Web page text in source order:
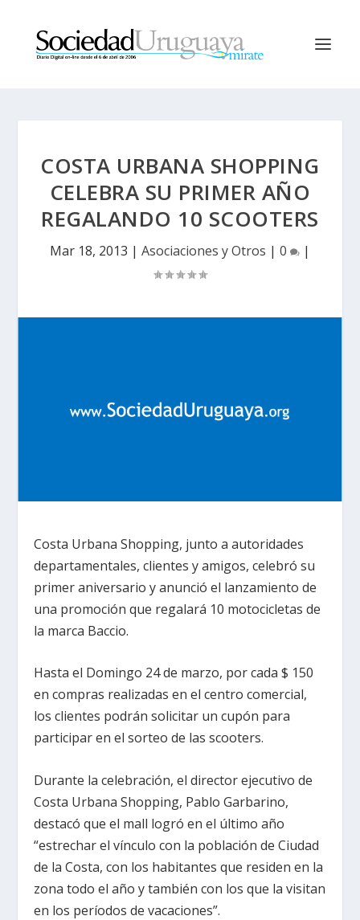
COSTA URBANA SHOPPING
CELEBRA SU PRIMER AÑO
REGALANDO 10 SCOOTERS
Mar 18, 2013 | Asociaciones y Otros | 0 |
Costa Urbana Shopping, junto a autoridades
departamentales, clientes y amigos, celebró su
primer aniversario y anunció el lanzamiento de
una promoción que regalará 10 motocicletas de
la marca Baccio.
Hasta el Domingo 24 de marzo, por cada $ 150
en compras realizadas en el centro comercial,
los clientes podrán solicitar un cupón para
participar en el sorteo de las scooters.
Durante la celebración, el director ejecutivo de
Costa Urbana Shopping, Pablo Garbarino,
destacó que el mall logró en el último año
“estrechar el vínculo con la población de Ciudad
de la Costa, con los habitantes que residen en la
zona todo el año y también con los que la visitan
en los períodos de vacaciones”.